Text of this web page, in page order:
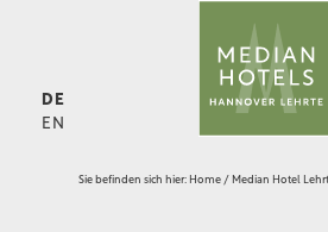
DE
EN
Sie befinden sich hier: Home / Median Hotel